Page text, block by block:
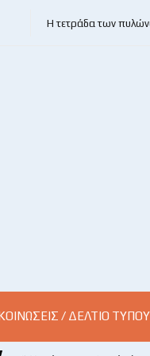
Η τετράδα των
/ ΔΕΛΤΊΟ